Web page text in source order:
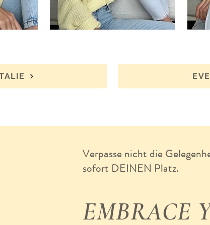
Verpasse nicht die
sofort DEINEN Platz.
EMBRACE